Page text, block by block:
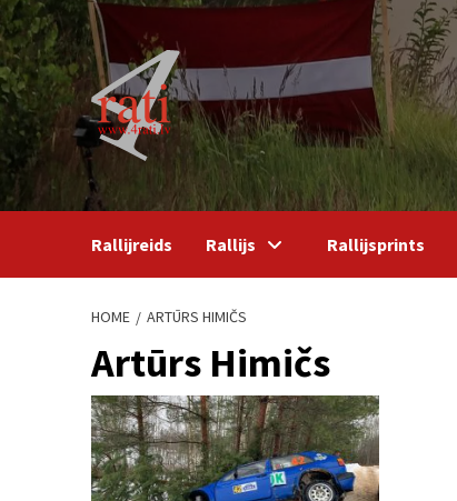
Skip
to
content
Rallijreids Rallijs Rallijsprints
HOME ARTŪRS HIMIČS
Artūrs Himičs